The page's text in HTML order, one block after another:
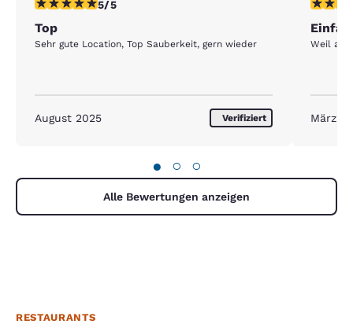
5-Sterne-Bewertung. Außergewöhnlich. 1 Bewertung
5/5
Top
Sehr gute Location, Top Sauberkeit, gern wieder
August 2025 Verifiziert
5-
Weil alle
März
● ○ ○
Alle Bewertungen anzeigen
RESTAURANTS